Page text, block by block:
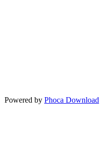
Powered by Phoca Download